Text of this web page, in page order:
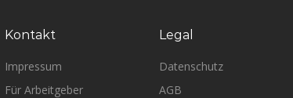
Kontakt
Impressum
Für Arbeitgeber
Legal
Datenschutz
AGB